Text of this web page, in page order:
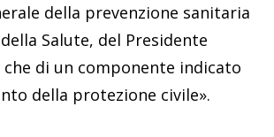
della prevenzione sanitaria
Salute, del Presidente
che di un componente indicato
della protezione civile».